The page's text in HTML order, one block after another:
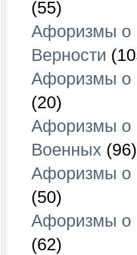
(55)
Афоризмы о
Верности
Афоризмы о
(20)
Афоризмы о
Военных (96)
Афоризмы о
(50)
Афоризмы о
(62)